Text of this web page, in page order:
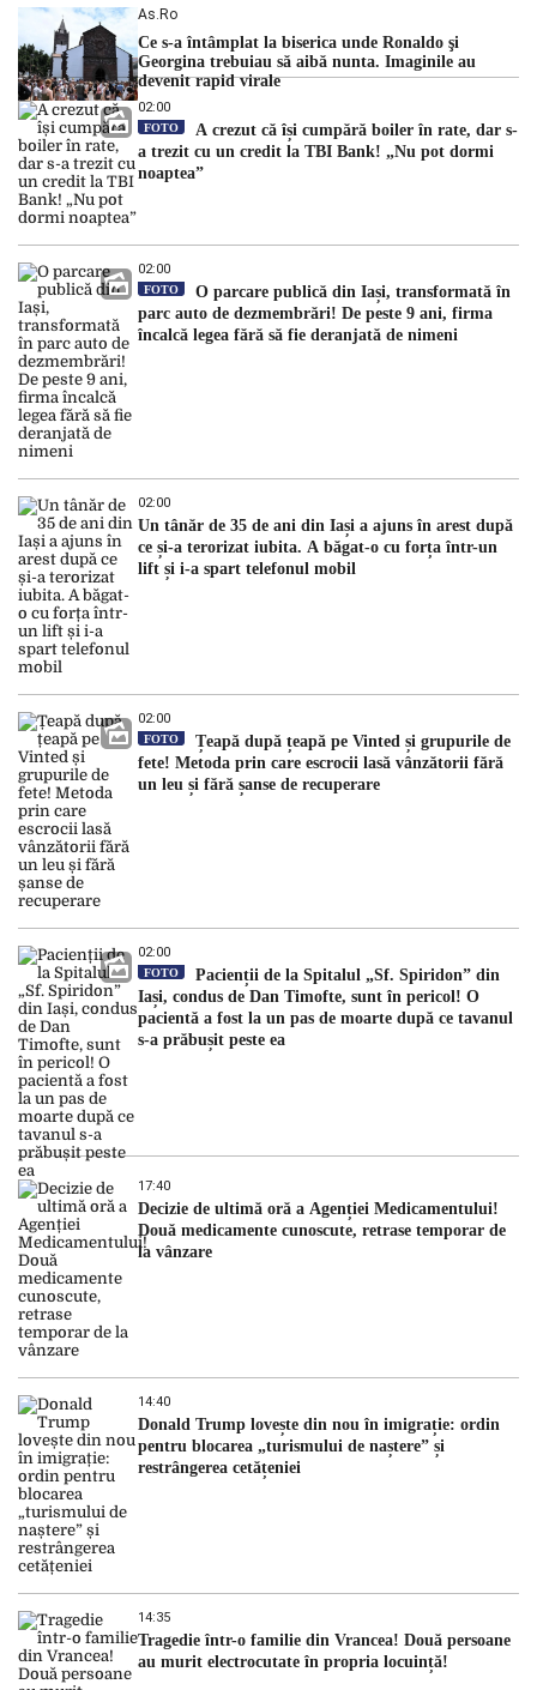
As.ro
Ce s-a întâmplat la biserica unde Ronaldo şi
Georgina trebuiau să aibă nunta. Imaginile au
devenit rapid virale
02:00
FOTO
A crezut că își cumpără boiler în rate, dar s-
a trezit cu un credit la TBI Bank! „Nu pot dormi
noaptea”
02:00
FOTO
O parcare publică din Iași, transformată în
parc auto de dezmembrări! De peste 9 ani, firma
încalcă legea fără să fie deranjată de nimeni
02:00
Un tânăr de 35 de ani din Iași a ajuns în arest după
ce și-a terorizat iubita. A băgat-o cu forța într-un
lift și i-a spart telefonul mobil
02:00
FOTO
Țeapă după țeapă pe Vinted și grupurile de
fete! Metoda prin care escrocii lasă vânzătorii fără
un leu și fără șanse de recuperare
02:00
FOTO
Pacienții de la Spitalul „Sf. Spiridon” din
Iași, condus de Dan Timofte, sunt în pericol! O
pacientă a fost la un pas de moarte după ce tavanul
s-a prăbușit peste ea
17:40
Decizie de ultimă oră a Agenției Medicamentului!
Două medicamente cunoscute, retrase temporar de
la vânzare
14:40
Donald Trump lovește din nou în imigrație: ordin
pentru blocarea „turismului de naștere” și
restrângerea cetățeniei
14:35
Tragedie într-o familie din Vrancea! Două persoane
au murit electrocutate în propria locuință!